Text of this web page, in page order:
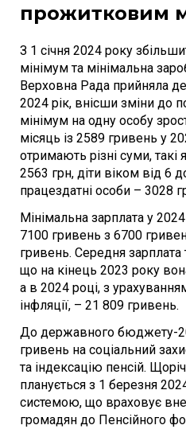
прожитковим
З 1 січня 2024 року
мінімум та мінімальна
Верховна Рада прийняла
2024 рік, внісши зміни до
мінімум на одну особу
місяць із 2589 гривень у
отримають різні суми, такі
2563 грн, діти віком від 6
працездатні особи – 3028
Мінімальна зарплата у
7100 гривень з 6700
гривень. Середня зарплата
що на кінець 2023 року
а в 2024 році, з
інфляції, – 21 809 гривень.
До державного бюджету-
гривень на соціальний
та індексацію пенсій.
планується з 1 березня
системою, що враховує
громадян до Пенсійного